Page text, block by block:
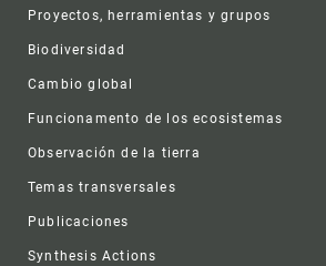
Proyectos, herramientas y grupos
Biodiversidad
Cambio global
Funcionamento de los ecosistemas
Observación de la tierra
Temas transversales
Publicaciones
Synthesis Actions